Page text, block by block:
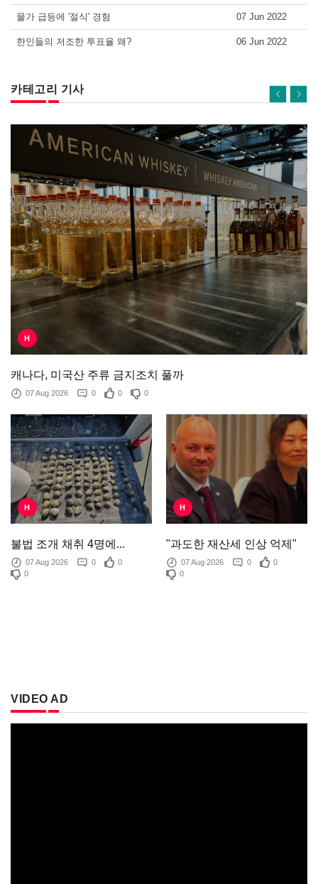
물가 급등에 '절식' 경험 07 Jun 2022
한인들의 저조한 투표율 왜? 06 Jun 2022
카테고리 기사
H
캐나다, 미국산 주류 금지조치 풀까
07 Aug 2026 0 0 0
H
불법 조개 채취 4명에...
07 Aug 2026 0
0
0
H
"과도한 재산세 인상 억제"
07 Aug 2026 0
0
0
VIDEO AD